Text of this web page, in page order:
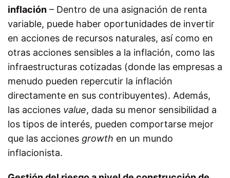
inflación – Dentro de una asignación de renta
variable, puede haber oportunidades de invertir
en acciones de recursos naturales, así como en
otras acciones sensibles a la inflación, como las
infraestructuras cotizadas (donde las empresas a
menudo pueden repercutir la inflación
directamente en sus contribuyentes). Además,
las acciones value, dada su menor sensibilidad a
los tipos de interés, pueden comportarse mejor
que las acciones growth en un mundo
inflacionista.